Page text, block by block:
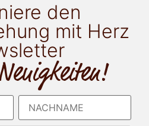
den
mit Herz